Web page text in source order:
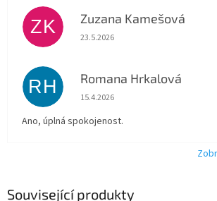
Související produkty
ZK Zuzana Kamešová
Hodnocení obchodu je 5 z 5
23.5.2026
RH Romana Hrkalová
Hodnocení obchodu je 5 z 5
15.4.2026
Ano, úplná spokojenost.